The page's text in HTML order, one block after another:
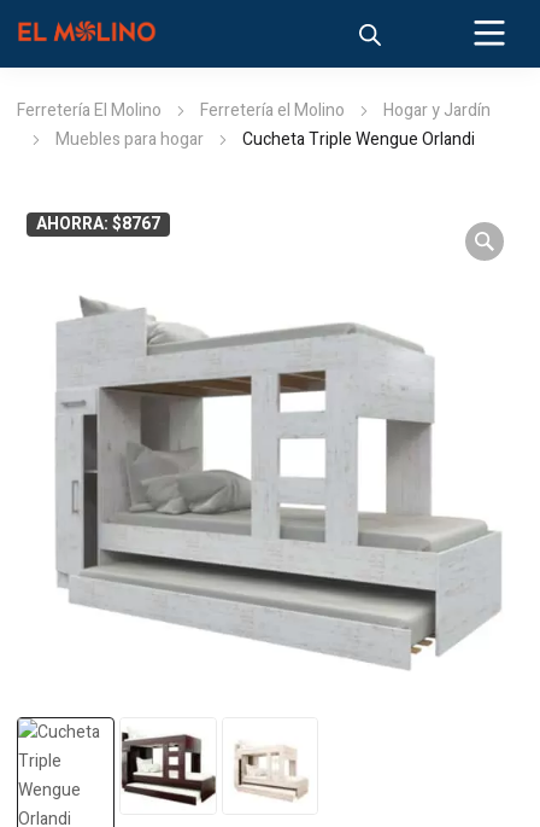
Ferretería El Molino Ferretería el Molino
Hogar y Jardín
Muebles para hogar
Cucheta Triple Wengue Orlandi
AHORRA: $8767